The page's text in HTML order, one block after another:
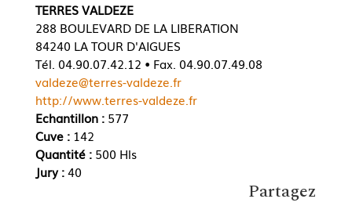
TERRES VALDEZE
288 BOULEVARD DE LA LIBERATION
84240 LA TOUR D'AIGUES
Tél. 04.90.07.42.12 • Fax. 04.90.07.49.08
valdeze@terres-valdeze.fr
http://www.terres-valdeze.fr
Echantillon :577
Cuve : 142
Quantité : 500 Hls
Jury :40
Partagez